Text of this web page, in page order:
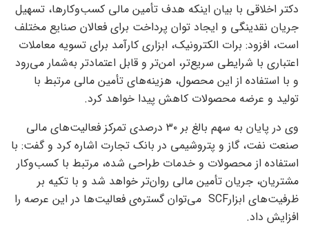
دکتر اخلاقی با بیان اینکه هدف تأمین مالی کسب‌وکارها، تسهیل
جریان نقدینگی و ایجاد توان پرداخت برای فعالان صنایع مختلف
است، افزود: برات الکترونیک، ابزاری کارآمد برای تسویه معاملات
اعتباری با شرایطی سریع‌تر، امن‌تر و قابل اعتمادتر به‌شمار می‌رود
و با استفاده از این محصول، هزینه‌های تأمین مالی مرتبط با
تولید و عرضه محصولات کاهش پیدا خواهد کرد.
وی در پایان به سهم بالغ بر ۳۰ درصدی تمرکز فعالیت‌های مالی
صنعت نفت، گاز و پتروشیمی در بانک تجارت اشاره کرد و گفت: با
استفاده از محصولات و خدمات طراحی شده، مرتبط با کسب‌وکار
مشتریان، جریان تأمین مالی روان‌تر خواهد شد و با تکیه بر
ظرفیت‌های ابزارSCF می‌توان گستره‌ی فعالیت‌ها در این عرصه را
افزایش داد.